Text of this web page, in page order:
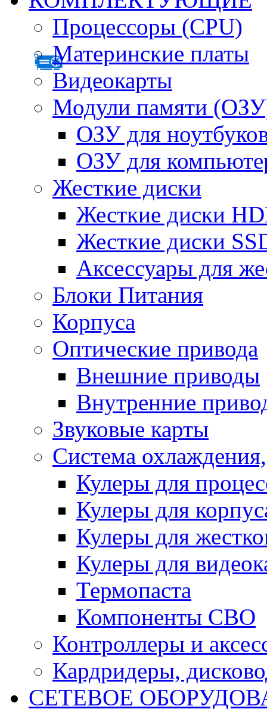
Процессоры (CPU)
Материнские платы
Видеокарты
Модули памяти
ОЗУ для
ОЗУ для
Жесткие диски
Жесткие диски
Жесткие диски
Аксессуары для
Блоки Питания
Корпуса
Оптические привода
Внешние приводы
Внутренние
Звуковые карты
Система
Кулеры для
Кулеры для
Кулеры для
Кулеры для
Термопаста
Компоненты СВО
Контроллеры и
Кардридеры,
СЕТЕВОЕ